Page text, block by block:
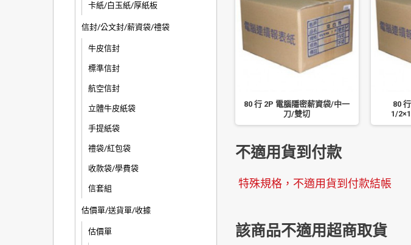
卡紙/白玉紙/厚紙板
信封/公文封/薪資袋/禮袋
牛皮信封
標準信封
航空信封
立體牛皮紙袋
手提紙袋
禮袋/紅包袋
收款袋/學費袋
信套組
估價單/送貨單/收據
估價單
80 行 2P 電腦隱密薪資袋/中一
刀/雙切
80
1/
不適用貨到付款
特殊規格，不適用貨到付款結帳
該商品不適用超商取貨